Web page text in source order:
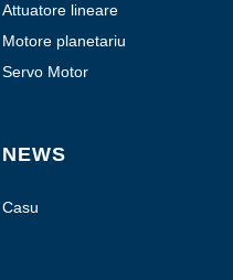
Attuatore lineare
Motore planetariu
Servo Motor
NEWS
Casu